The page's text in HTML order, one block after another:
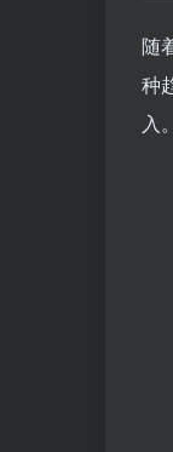
随
种
入。